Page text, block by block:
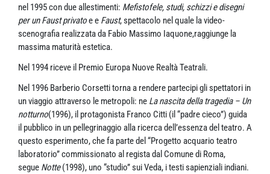
nel 1995 con due allestimenti: Mefistofele, studi, schizzi e disegni
per un Faust privatoe e Faust, spettacolo nel quale la video-
scenografia realizzata da Fabio Massimo Iaquone,raggiunge la
massima maturità estetica.
Nel 1994 riceve il Premio Europa Nuove Realtà Teatrali.
Nel 1996 Barberio Corsetti torna a rendere partecipi gli spettatori in
un viaggio attraverso le metropoli: ne La nascita della tragedia – Un
notturno(1996), il protagonista Franco Citti (il “padre cieco”) guida
il pubblico in un pellegrinaggio alla ricerca dell’essenza del teatro. A
questo esperimento, che fa parte del “Progetto acquario teatro
laboratorio” commissionato al regista dal Comune di Roma,
segue Notte(1998), uno “studio” sui Veda, i testi sapienziali indiani.